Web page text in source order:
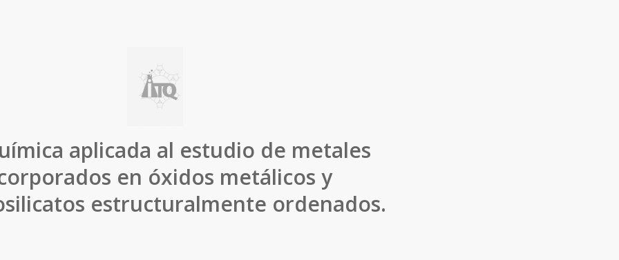
aplicada al estudio de metales
en óxidos metálicos y
estructuralmente ordenados.